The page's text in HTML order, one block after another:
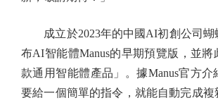
成立於2023年的中國AI初創公司蝴
布AI智能體Manus的早期預覽版，並將
款通用智能體產品」。據Manus官方介
要給一個簡單的指令，就能自動完成